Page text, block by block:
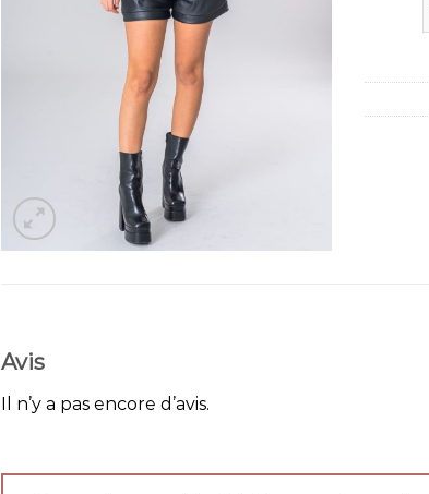
Avis
Il n’y a pas encore d’avis.